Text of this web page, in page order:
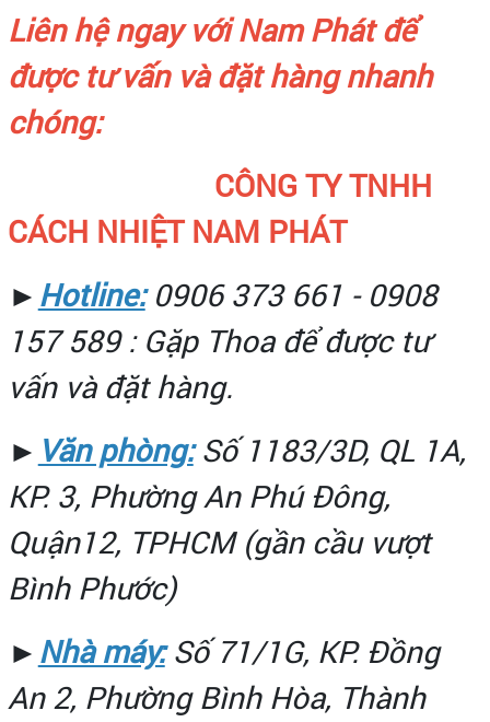
Liên hệ ngay với Nam Phát để
được tư vấn và đặt hàng nhanh
chóng:
CÔNG TY TNHH
CÁCH NHIỆT NAM PHÁT
► Hotline:0906 373 661 - 0908
157 589 : Gặp Thoa để được tư
vấn và đặt hàng.
► Văn phòng:Số 1183/3D, QL 1A,
KP. 3, Phường An Phú Đông,
Quận12, TPHCM (gần cầu vượt
Bình Phước)
► Nhà máy:Số 71/1G, KP. Đồng
An 2, Phường Bình Hòa, Thành